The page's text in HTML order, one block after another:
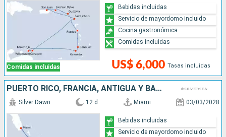
Comidas incluidas US$ 6,000 Tasas incluidas
Bebidas incluidas
Servicio de mayordomo incluido
Cocina gastronómica
Comidas incluidas
PUERTO RICO, FRANCIA, ANTIGUA Y BARBUDA, ESTADOS UNIDOS
Silver Dawn 12 d Miami 03/03/2028
Bebidas incluidas
Servicio de mayordomo incluido